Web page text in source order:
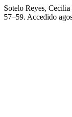
Sotelo Reyes,
57–59. Accedido